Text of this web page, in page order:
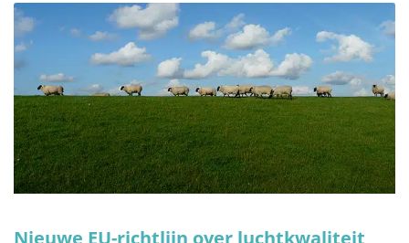
Nieuwe EU-richtlijn over luchtkwaliteit